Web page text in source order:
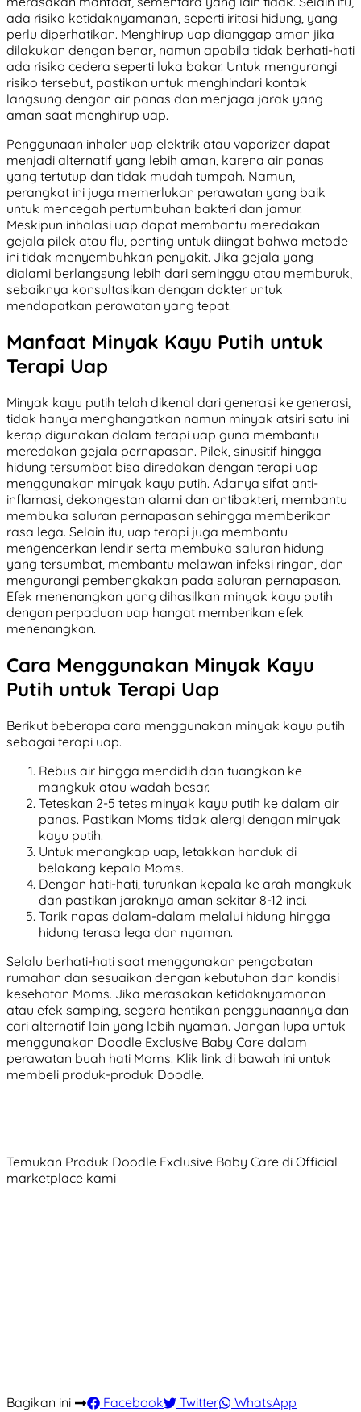
ada risiko ketidaknyamanan, seperti iritasi hidung, yang
perlu diperhatikan. Menghirup uap dianggap aman jika
dilakukan dengan benar, namun apabila tidak berhati-hati
ada risiko cedera seperti luka bakar. Untuk mengurangi
risiko tersebut, pastikan untuk menghindari kontak
langsung dengan air panas dan menjaga jarak yang
aman saat menghirup uap.
Penggunaan inhaler uap elektrik atau vaporizer dapat
menjadi alternatif yang lebih aman, karena air panas
yang tertutup dan tidak mudah tumpah. Namun,
perangkat ini juga memerlukan perawatan yang baik
untuk mencegah pertumbuhan bakteri dan jamur.
Meskipun inhalasi uap dapat membantu meredakan
gejala pilek atau flu, penting untuk diingat bahwa metode
ini tidak menyembuhkan penyakit. Jika gejala yang
dialami berlangsung lebih dari seminggu atau memburuk,
sebaiknya konsultasikan dengan dokter untuk
mendapatkan perawatan yang tepat.
Manfaat Minyak Kayu Putih untuk
Terapi Uap
Minyak kayu putih telah dikenal dari generasi ke generasi,
tidak hanya menghangatkan namun minyak atsiri satu ini
kerap digunakan dalam terapi uap guna membantu
meredakan gejala pernapasan. Pilek, sinusitif hingga
hidung tersumbat bisa diredakan dengan terapi uap
menggunakan minyak kayu putih. Adanya sifat anti-
inflamasi, dekongestan alami dan antibakteri, membantu
membuka saluran pernapasan sehingga memberikan
rasa lega. Selain itu, uap terapi juga membantu
mengencerkan lendir serta membuka saluran hidung
yang tersumbat, membantu melawan infeksi ringan, dan
mengurangi pembengkakan pada saluran pernapasan.
Efek menenangkan yang dihasilkan minyak kayu putih
dengan perpaduan uap hangat memberikan efek
menenangkan.
Cara Menggunakan Minyak Kayu
Putih untuk Terapi Uap
Berikut beberapa cara menggunakan minyak kayu putih
sebagai terapi uap.
Rebus air hingga mendidih dan tuangkan ke
mangkuk atau wadah besar.
Teteskan 2-5 tetes minyak kayu putih ke dalam air
panas. Pastikan Moms tidak alergi dengan minyak
kayu putih.
Untuk menangkap uap, letakkan handuk di
belakang kepala Moms.
Dengan hati-hati, turunkan kepala ke arah mangkuk
dan pastikan jaraknya aman sekitar 8-12 inci.
Tarik napas dalam-dalam melalui hidung hingga
hidung terasa lega dan nyaman.
Selalu berhati-hati saat menggunakan pengobatan
rumahan dan sesuaikan dengan kebutuhan dan kondisi
kesehatan Moms. Jika merasakan ketidaknyamanan
atau efek samping, segera hentikan penggunaannya dan
cari alternatif lain yang lebih nyaman. Jangan lupa untuk
menggunakan Doodle Exclusive Baby Care dalam
perawatan buah hati Moms. Klik link di bawah ini untuk
membeli produk-produk Doodle.
Temukan Produk Doodle Exclusive Baby Care di Official
marketplace kami
Bagikan ini Facebook Twitter WhatsApp